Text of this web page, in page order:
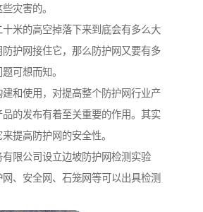
灾害的。
米的高空掉落下来到底会有多么大
护网接住它，那么防护网又要有多
可想而知。
和使用，对提高整个防护网行业产
的发布有着至关重要的作用。其实
提高防护网的安全性。
有限公司设立边坡防护网检测实验
、安全网、石笼网等可以出具检测